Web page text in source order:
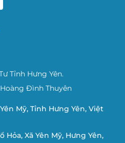
Bảng Tốt, khách sẽ nhận
sản xuất được kiểm tra kỹ
xuất hàng.
hàng ở trung tâm thủ đô Hà
cho khách hàng khi mua
Tỉnh Hưng Yên.
Đình Thuyên
Mỹ, Tỉnh Hưng Yên, Việt
Hỏa, Xã Yên Mỹ, Hưng Yên,